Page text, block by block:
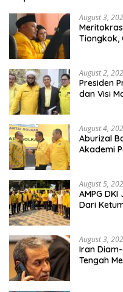
August 3,
Tiongkok,
August 2,
Presiden
dan Visi
August 4,
Aburizal
Akademi
August 5,
AMPG
Dari
August 3,
Iran
Tengah